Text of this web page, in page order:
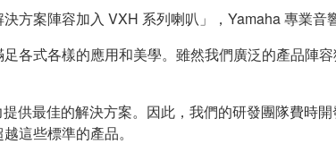
方案陣容加入 VXH 系列喇叭」，Yamaha 專業音
各式各樣的應用和美學。雖然我們廣泛的產品
供最佳的解決方案。因此，我們的研發團隊費時
這些標準的產品。